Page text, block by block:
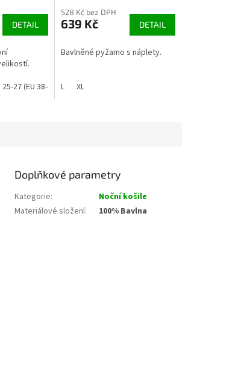
DETAIL
25-27 (EU 38-41) 26-28 (EU 39-42)
528 Kč bez DPH
639 Kč DETAIL
Bavlněné pyžamo s náplety.
L XL
Doplňkové parametry
Kategorie:
Noční košile
Materiálové složení: 100% Bavlna